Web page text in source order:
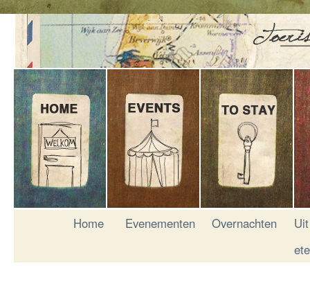
Home Evenementen Overnachten
Uit